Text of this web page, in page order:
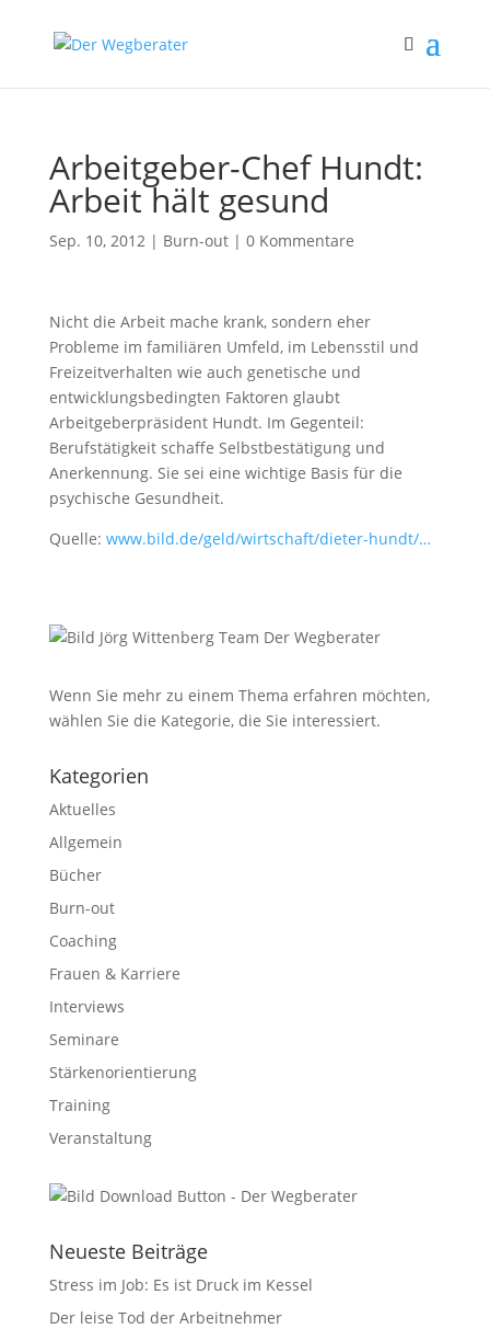
Arbeitgeber-Chef Hundt:
Arbeit hält gesund
Sep. 10, 2012| Burn-out| 0 Kommentare
Nicht die Arbeit mache krank, sondern eher
Probleme im familiären Umfeld, im Lebensstil und
Freizeitverhalten wie auch genetische und
entwicklungsbedingten Faktoren glaubt
Arbeitgeberpräsident Hundt. Im Gegenteil:
Berufstätigkeit schaffe Selbstbestätigung und
Anerkennung. Sie sei eine wichtige Basis für die
psychische Gesundheit.
Quelle: www.bild.de/geld/wirtschaft/dieter-hundt/…
Wenn Sie mehr zu einem Thema erfahren möchten,
wählen Sie die Kategorie, die Sie interessiert.
Kategorien
Aktuelles
Allgemein
Bücher
Burn-out
Coaching
Frauen & Karriere
Interviews
Seminare
Stärkenorientierung
Training
Veranstaltung
Neueste Beiträge
Stress im Job: Es ist Druck im Kessel
Der leise Tod der Arbeitnehmer